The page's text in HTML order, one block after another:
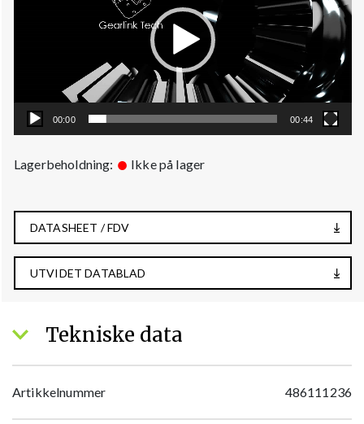
00:00 00:44
Lagerbeholdning: Ikke på lager
DATASHEET / FDV
UTVIDET DATABLAD
Tekniske data
Artikkelnummer 486111236